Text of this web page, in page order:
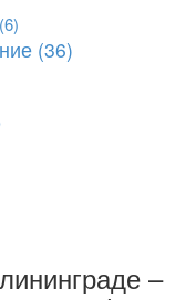
(6)
(36)
–